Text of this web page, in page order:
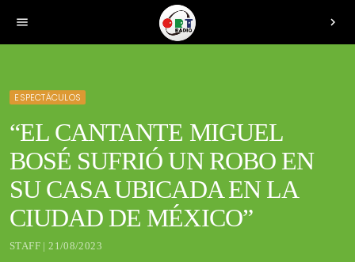
menu chevron_right
ESPECTÁCULOS
“EL CANTANTE MIGUEL
BOSÉ SUFRIÓ UN ROBO EN
SU CASA UBICADA EN LA
CIUDAD DE MÉXICO”
STAFF | 21/08/2023